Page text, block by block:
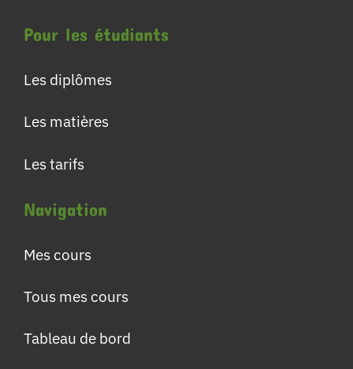
Pour les étudiants
Les diplômes
Les matières
Les tarifs
Navigation
Mes cours
Tous mes cours
Tableau de bord